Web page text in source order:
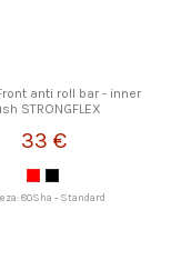
Front anti roll bar - inner
STRONGFLEX
33 €
80Sha - Standard